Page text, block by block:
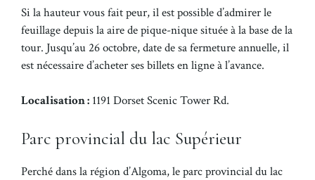
Si la hauteur vous fait peur, il est possible d’admirer le
feuillage depuis la aire de pique-nique située à la base de la
tour. Jusqu’au 26 octobre, date de sa fermeture annuelle, il
est nécessaire d’acheter ses billets en ligne à l’avance.
Localisation : 1191 Dorset Scenic Tower Rd.
Parc provincial du lac Supérieur
Perché dans la région d’Algoma, le parc provincial du lac